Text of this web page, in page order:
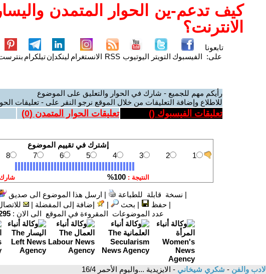
كيف تدعم-ين الحوار المتمدن
الانترنت؟
تابعونا
على: الفيسبوك التويتر اليوتيوب RSS الانستغرام لينكدإنتيلكرام
رأيكم مهم للجميع - شارك في الحوار والتعليق على الموضوع
للاطلاع وإضافة التعليقات من خلال الموقع نرجو النقر على - تعليقات
تعليقات الفيسبوك () تعليقات الحوار المتمدن (0
)
| نسخة قابلة للطباعة | ارسل هذا الموضوع الى صديق
|حفظ | بحث | إضافة إلى المفضلة |
عدد الموضوعات المقروءة في الموقع الى الان :
الادب والفن - شكري شيخاني - الايزيدية ...واليوم الأحمر 16/4